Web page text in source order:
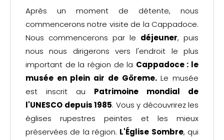
Après un moment de détente, nous
commencerons notre visite de la Cappadoce.
Nous commencerons par le déjeuner, puis
nous nous dirigerons vers l'endroit le plus
important de la région de la Cappadoce : le
musée en plein air de Göreme.Le musée
est inscrit au Patrimoine mondial de
l'UNESCO depuis 1985. Vous y découvrirez les
églises rupestres peintes et les mieux
préservées de la région. L'Église Sombre, qui